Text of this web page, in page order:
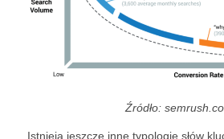
Źródło:
Istnieją jeszcze inne typologie słów